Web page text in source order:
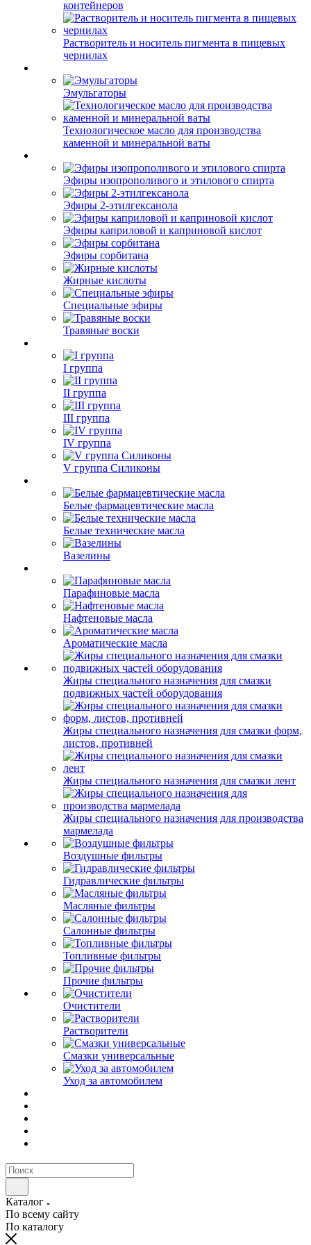
контейнеров
Растворитель и носитель пигмента в пищевых
чернилах
Эмульгаторы
Технологическое масло для производства
каменной и минеральной ваты
Эфиры изопрополивого и этилового спирта
Эфиры 2-этилгексанола
Эфиры каприловой и каприновой кислот
Эфиры сорбитана
Жирные кислоты
Специальные эфиры
Травяные воски
I группа
II группа
III группа
IV группа
V группа Силиконы
Белые фармацевтические масла
Белые технические масла
Вазелины
Парафиновые масла
Нафтеновые масла
Ароматические масла
Жиры специального назначения для смазки
подвижных частей оборудования
Жиры специального назначения для смазки форм,
листов, противней
Жиры специального назначения для смазки лент
Жиры специального назначения для производства
мармелада
Воздушные фильтры
Гидравлические фильтры
Масляные фильтры
Салонные фильтры
Топливные фильтры
Прочие фильтры
Очистители
Растворители
Смазки универсальные
Уход за автомобилем
Каталог
По всему сайту
По каталогу